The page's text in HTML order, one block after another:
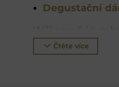
Degustační
Doble Crianza
Čtěte více